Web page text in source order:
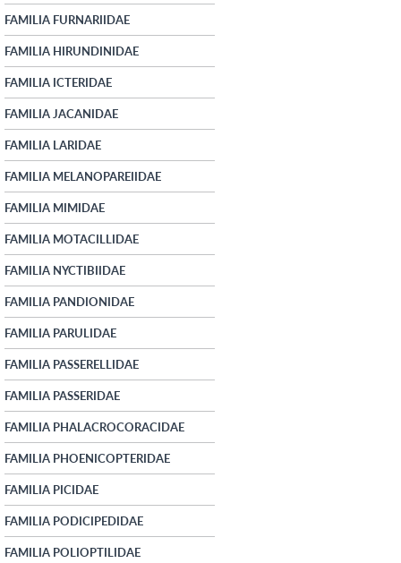
FAMILIA FURNARIIDAE
FAMILIA HIRUNDINIDAE
FAMILIA ICTERIDAE
FAMILIA JACANIDAE
FAMILIA LARIDAE
FAMILIA MELANOPAREIIDAE
FAMILIA MIMIDAE
FAMILIA MOTACILLIDAE
FAMILIA NYCTIBIIDAE
FAMILIA PANDIONIDAE
FAMILIA PARULIDAE
FAMILIA PASSERELLIDAE
FAMILIA PASSERIDAE
FAMILIA PHALACROCORACIDAE
FAMILIA PHOENICOPTERIDAE
FAMILIA PICIDAE
FAMILIA PODICIPEDIDAE
FAMILIA POLIOPTILIDAE